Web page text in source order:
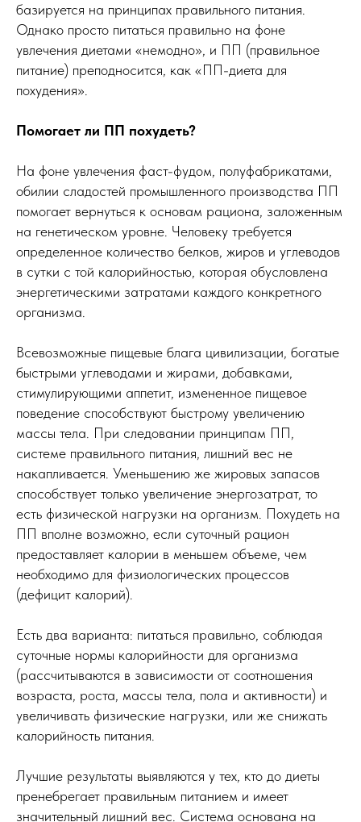
базируется на принципах правильного питания.
Однако просто питаться правильно на фоне
увлечения диетами «немодно», и ПП (правильное
питание) преподносится, как «ПП-диета для
похудения».
Помогает ли ПП похудеть?
На фоне увлечения фаст-фудом, полуфабрикатами,
обилии сладостей промышленного производства ПП
помогает вернуться к основам рациона, заложенным
на генетическом уровне. Человеку требуется
определенное количество белков, жиров и углеводов
в сутки с той калорийностью, которая обусловлена
энергетическими затратами каждого конкретного
организма.
Всевозможные пищевые блага цивилизации, богатые
быстрыми углеводами и жирами, добавками,
стимулирующими аппетит, измененное пищевое
поведение способствуют быстрому увеличению
массы тела. При следовании принципам ПП,
системе правильного питания, лишний вес не
накапливается. Уменьшению же жировых запасов
способствует только увеличение энергозатрат, то
есть физической нагрузки на организм. Похудеть на
ПП вполне возможно, если суточный рацион
предоставляет калории в меньшем объеме, чем
необходимо для физиологических процессов
(дефицит калорий).
Есть два варианта: питаться правильно, соблюдая
суточные нормы калорийности для организма
(рассчитываются в зависимости от соотношения
возраста, роста, массы тела, пола и активности) и
увеличивать физические нагрузки, или же снижать
калорийность питания.
Лучшие результаты выявляются у тех, кто до диеты
пренебрегает правильным питанием и имеет
значительный лишний вес. Система основана на